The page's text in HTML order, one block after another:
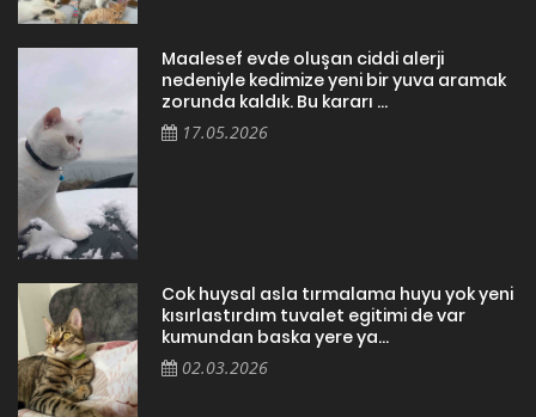
Maalesef evde oluşan ciddi alerji
nedeniyle kedimize yeni bir yuva aramak
zorunda kaldık. Bu kararı ...
17.05.2026
Cok huysal asla tırmalama huyu yok yeni
kısırlastırdım tuvalet egitimi de var
kumundan baska yere ya...
02.03.2026